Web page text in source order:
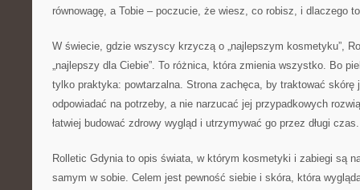
równowagę, a Tobie – poczucie, że wiesz, co robisz, i dlaczego
W świecie, gdzie wszyscy krzyczą o „najlepszym kosmetyku”,
„najlepszy dla Ciebie”. To różnica, która zmienia wszystko. Bo
tylko praktyka: powtarzalna. Strona zachęca, by traktować skórę
odpowiadać na potrzeby, a nie narzucać jej przypadkowych
łatwiej budować zdrowy wygląd i utrzymywać go przez długi czas.
Rolletic Gdynia to opis świata, w którym kosmetyki i zabiegi są
samym w sobie. Celem jest pewność siebie i skóra, która